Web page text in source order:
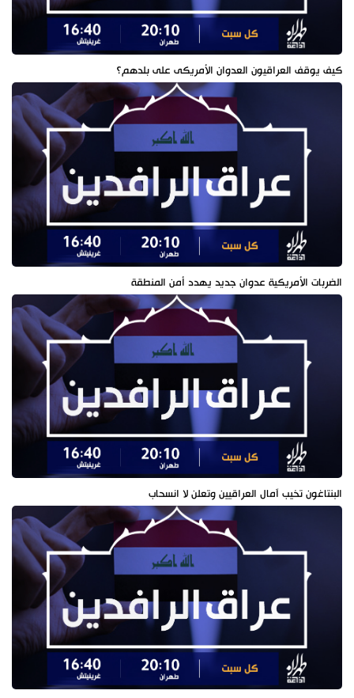
كيف يوقف العراقيون العدوان الأمريكى على بلدهم؟
الضربات الأمريكية عدوان جديد يهدد أمن المنطقة
البنتاغون تخيب آمال العراقيين وتعلن لا انسحاب